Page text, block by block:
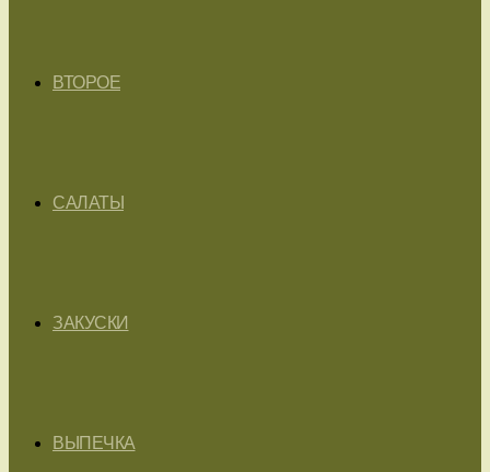
ВТОРОЕ
САЛАТЫ
ЗАКУСКИ
ВЫПЕЧКА